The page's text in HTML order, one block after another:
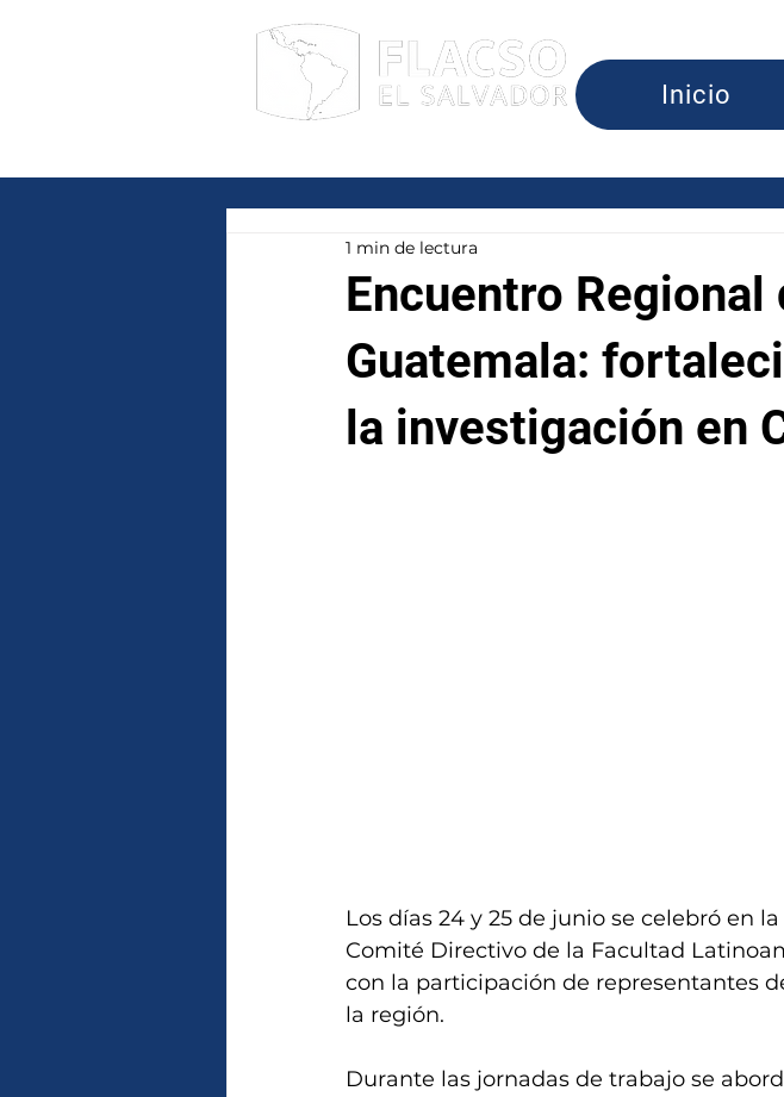
Inicio
Encuentro Regional
Guatemala:
la investigación en
1 min de lectura
Los días 24 y 25 de junio se celebró en
Comité Directivo de la Facultad
con la participación de representantes
la región.
Durante las jornadas de trabajo se